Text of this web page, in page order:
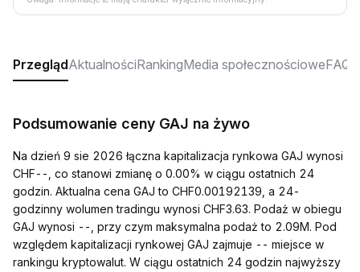
PrzeglądAktualnościRankingMedia społecznościoweFAQ
Podsumowanie ceny GAJ na żywo
Na dzień 9 sie 2026 łączna kapitalizacja rynkowa GAJ wynosi
CHF--, co stanowi zmianę o 0.00% w ciągu ostatnich 24
godzin. Aktualna cena GAJ to CHF0.00192139, a 24-
godzinny wolumen tradingu wynosi CHF3.63. Podaż w obiegu
GAJ wynosi --, przy czym maksymalna podaż to 2.09M. Pod
względem kapitalizacji rynkowej GAJ zajmuje -- miejsce w
rankingu kryptowalut. W ciągu ostatnich 24 godzin najwyższy